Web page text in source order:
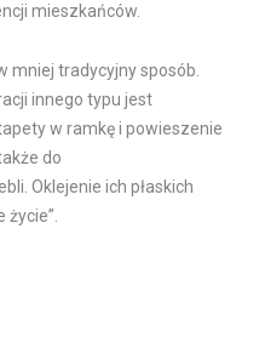
mieszkańców.
mniej tradycyjny sposób.
innego typu jest
w ramkę i powieszenie
do
Oklejenie ich płaskich